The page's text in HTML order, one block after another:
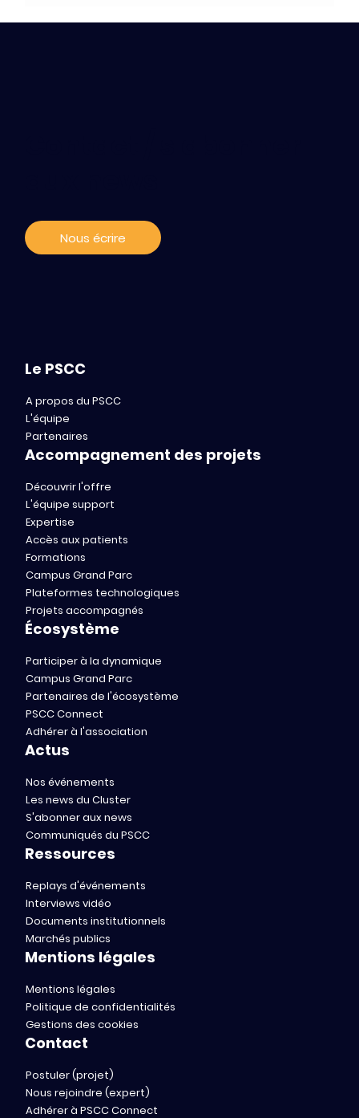
Nous écrire
Le PSCC
A propos du PSCC
L'équipe
Partenaires
Accompagnement des projets
Découvrir l'offre
L'équipe support
Expertise
Accès aux patients
Formations
Campus Grand Parc
Plateformes technologiques
Projets accompagnés
Écosystème
Participer à la dynamique
Campus Grand Parc
Partenaires de l'écosystème
PSCC Connect
Adhérer à l'association
Actus
Nos événements
Les news du Cluster
S'abonner aux news
Communiqués du PSCC
Ressources
Replays d'événements
Interviews vidéo
Documents institutionnels
Marchés publics
Mentions légales
Mentions légales
Politique de confidentialités
Gestions des cookies
Contact
Postuler (projet)
Nous rejoindre (expert)
Adhérer à PSCC Connect